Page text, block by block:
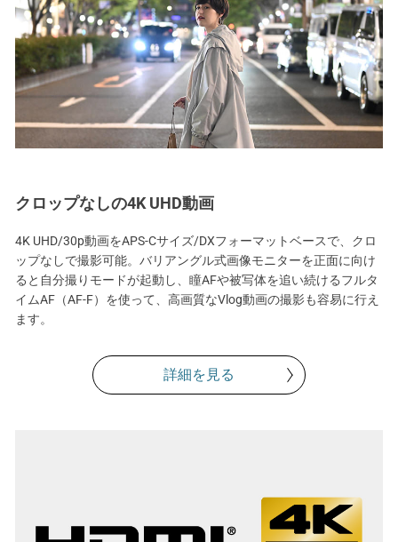
クロップなしの4K UHD動画
4K UHD/30p動画をAPS-Cサイズ/DXフォーマットベースで、クロ
ップなしで撮影可能。バリアングル式画像モニターを正面に向け
ると自分撮りモードが起動し、瞳AFや被写体を追い続けるフルタ
イムAF（AF-F）を使って、高画質なVlog動画の撮影も容易に行え
ます。
詳細を見る